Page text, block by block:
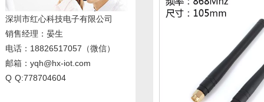
深圳市红心科技电子有限公司
销售经理 ：晏生
电话：18826517057（微信）
邮箱：yqh@hx-iot.com
Q Q:778704604